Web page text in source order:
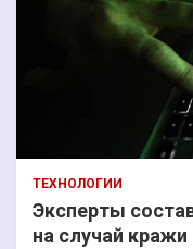
ТЕХНОЛОГИИ
Эксперты
на случай